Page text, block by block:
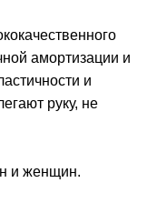
амортизации и
и
руку, не
и женщин.